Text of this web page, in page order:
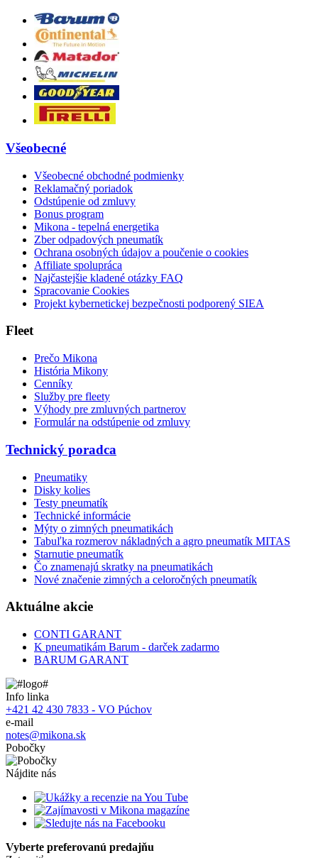
Všeobecné
Všeobecné obchodné podmienky
Reklamačný poriadok
Odstúpenie od zmluvy
Bonus program
Mikona - tepelná energetika
Zber odpadových pneumatík
Ochrana osobných údajov a poučenie o cookies
Affiliate spolupráca
Najčastejšie kladené otázky FAQ
Spracovanie Cookies
Projekt kybernetickej bezpečnosti podporený SIEA
Fleet
Prečo Mikona
História Mikony
Cenníky
Služby pre fleety
Výhody pre zmluvných partnerov
Formulár na odstúpenie od zmluvy
Technický poradca
Pneumatiky
Disky kolies
Testy pneumatík
Technické informácie
Mýty o zimných pneumatikách
Tabuľka rozmerov nákladných a agro pneumatík MITAS
Starnutie pneumatík
Čo znamenajú skratky na pneumatikách
Nové značenie zimných a celoročných pneumatík
Aktuálne akcie
CONTI GARANT
K pneumatikám Barum - darček zadarmo
BARUM GARANT
Info linka
+421 42 430 7833 - VO Púchov
e-mail
notes@mikona.sk
Pobočky
Nájdite nás
Vyberte preferovanú predajňu